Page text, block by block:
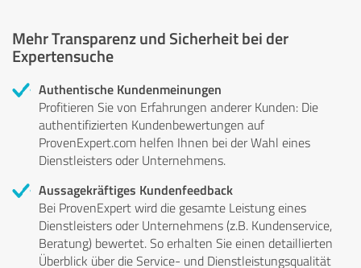
Mehr Transparenz und Sicherheit bei der
Expertensuche
Authentische Kundenmeinungen
Profitieren Sie von Erfahrungen anderer Kunden: Die
authentifizierten Kundenbewertungen auf
ProvenExpert.com helfen Ihnen bei der Wahl eines
Dienstleisters oder Unternehmens.
Aussagekräftiges Kundenfeedback
Bei ProvenExpert wird die gesamte Leistung eines
Dienstleisters oder Unternehmens (z.B. Kundenservice,
Beratung) bewertet. So erhalten Sie einen detaillierten
Überblick über die Service- und Dienstleistungsqualität